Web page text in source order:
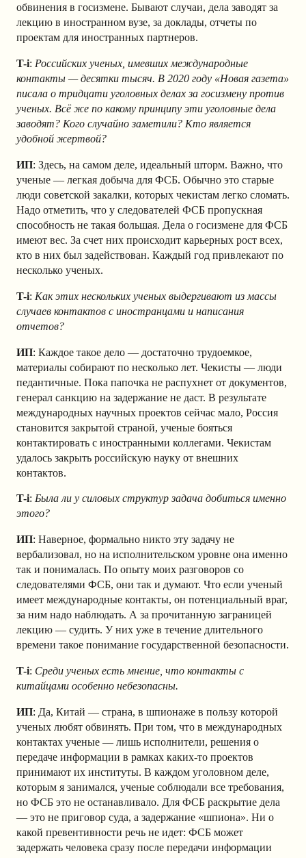
обвинения в госизмене. Бывают случаи, дела заводят за
лекцию в иностранном вузе, за доклады, отчеты по
проектам для иностранных партнеров.
T-i: Российских ученых, имевших международные
контакты —десятки тысяч. В 2020 году «Новая газета»
писала о тридцати уголовных делах за госизмену против
ученых. Всё же по какому принципу эти уголовные дела
заводят? Кого случайно заметили? Кто является
удобной жертвой?
ИП: Здесь, на самом деле, идеальный шторм. Важно, что
ученые — легкая добыча для ФСБ. Обычно это старые
люди советской закалки, которых чекистам легко сломать.
Надо отметить, что у следователей ФСБ пропускная
способность не такая большая. Дела о госизмене для ФСБ
имеют вес. За счет них происходит карьерных рост всех,
кто в них был задействован. Каждый год привлекают по
несколько ученых.
T-i: Как этих нескольких ученых выдергивают из массы
случаев контактов с иностранцами и написания
отчетов?
ИП: Каждое такое дело — достаточно трудоемкое,
материалы собирают по несколько лет. Чекисты — люди
педантичные. Пока папочка не распухнет от документов,
генерал санкцию на задержание не даст. В результате
международных научных проектов сейчас мало, Россия
становится закрытой страной, ученые бояться
контактировать с иностранными коллегами. Чекистам
удалось закрыть российскую науку от внешних
контактов.
T-i: Была ли у силовых структур задача добиться именно
этого?
ИП: Наверное, формально никто эту задачу не
вербализовал, но на исполнительском уровне она именно
так и понималась. По опыту моих разговоров со
следователями ФСБ, они так и думают. Что если ученый
имеет международные контакты, он потенциальный враг,
за ним надо наблюдать. А за прочитанную заграницей
лекцию — судить. У них уже в течение длительного
времени такое понимание государственной безопасности.
T-i: Среди ученых есть мнение, что контакты с
китайцами особенно небезопасны.
ИП: Да, Китай — страна, в шпионаже в пользу которой
ученых любят обвинять. При том, что в международных
контактах ученые — лишь исполнители, решения о
передаче информации в рамках каких-то проектов
принимают их институты. В каждом уголовном деле,
которым я занимался, ученые соблюдали все требования,
но ФСБ это не останавливало. Для ФСБ раскрытие дела
— это не приговор суда, а задержание «шпиона». Ни о
какой превентивности речь не идет: ФСБ может
задержать человека сразу после передачи информации